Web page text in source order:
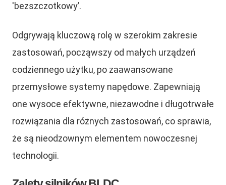
'bezszczotkowy’.
Odgrywają kluczową rolę w szerokim zakresie
zastosowań, począwszy od małych urządzeń
codziennego użytku, po zaawansowane
przemysłowe systemy napędowe. Zapewniają
one wysoce efektywne, niezawodne i długotrwałe
rozwiązania dla różnych zastosowań, co sprawia,
że są nieodzownym elementem nowoczesnej
technologii.